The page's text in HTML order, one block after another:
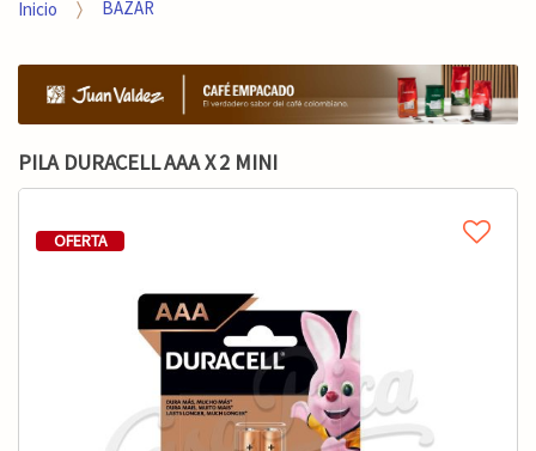
r
o
Inicio BAZAR
PILA DURACELL AAA X 2 MINI
OFERTA